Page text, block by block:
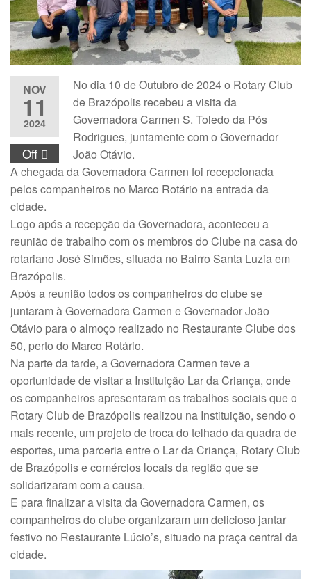
NOV
11
2024
Off
No dia 10 de Outubro de 2024 o Rotary Club
de Brazópolis recebeu a visita da
Governadora Carmen S. Toledo da Pós
Rodrigues, juntamente com o Governador
João Otávio.
A chegada da Governadora Carmen foi recepcionada
pelos companheiros no Marco Rotário na entrada da
cidade.
Logo após a recepção da Governadora, aconteceu a
reunião de trabalho com os membros do Clube na casa do
rotariano José Simões, situada no Bairro Santa Luzia em
Brazópolis.
Após a reunião todos os companheiros do clube se
juntaram à Governadora Carmen e Governador João
Otávio para o almoço realizado no Restaurante Clube dos
50, perto do Marco Rotário.
Na parte da tarde, a Governadora Carmen teve a
oportunidade de visitar a Instituição Lar da Criança, onde
os companheiros apresentaram os trabalhos sociais que o
Rotary Club de Brazópolis realizou na Instituição, sendo o
mais recente, um projeto de troca do telhado da quadra de
esportes, uma parceria entre o Lar da Criança, Rotary Club
de Brazópolis e comércios locais da região que se
solidarizaram com a causa.
E para finalizar a visita da Governadora Carmen, os
companheiros do clube organizaram um delicioso jantar
festivo no Restaurante Lúcio’s, situado na praça central da
cidade.